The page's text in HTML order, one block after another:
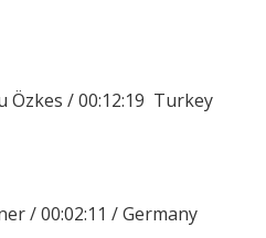
Özkes / 00:12:19 Turkey
/ 00:02:11 / Germany